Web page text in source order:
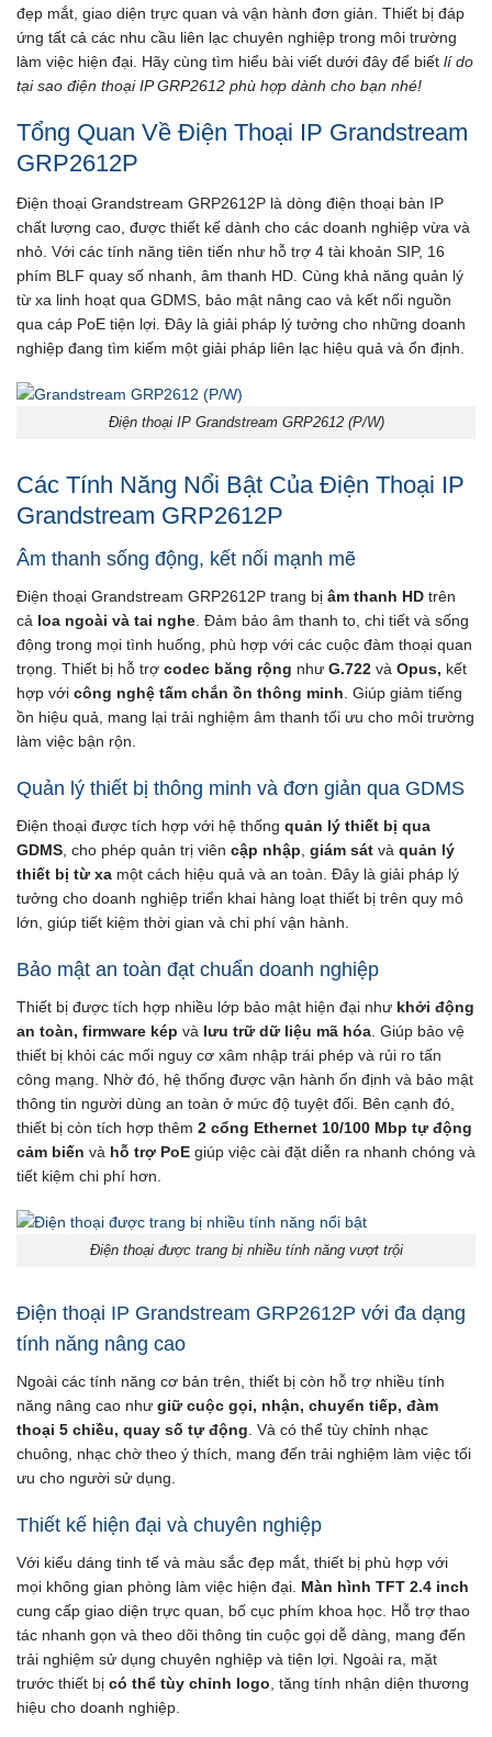
đẹp mắt, giao diện trực quan và vận hành đơn giản. Thiết bị đáp
ứng tất cả các nhu cầu liên lạc chuyên nghiệp trong môi trường
làm việc hiện đại. Hãy cùng tìm hiểu bài viết dưới đây để biết lí do
tại sao điện thoại IP GRP2612 phù hợp dành cho bạn nhé!
Tổng Quan Về Điện Thoại IP Grandstream
GRP2612P
Điện thoại Grandstream GRP2612P là dòng điện thoại bàn IP
chất lượng cao, được thiết kế dành cho các doanh nghiệp vừa và
nhỏ. Với các tính năng tiên tiến như hỗ trợ 4 tài khoản SIP, 16
phím BLF quay số nhanh, âm thanh HD. Cùng khả năng quản lý
từ xa linh hoạt qua GDMS, bảo mật nâng cao và kết nối nguồn
qua cáp PoE tiện lợi. Đây là giải pháp lý tưởng cho những doanh
nghiệp đang tìm kiếm một giải pháp liên lạc hiệu quả và ổn định.
Điện thoại IP Grandstream GRP2612 (P/W)
Các Tính Năng Nổi Bật Của Điện Thoại IP
Grandstream GRP2612P
Âm thanh sống động, kết nối mạnh mẽ
Điện thoại Grandstream GRP2612P trang bị âm thanh HD trên
cả loa ngoài và tai nghe . Đảm bảo âm thanh to, chi tiết và sống
động trong mọi tình huống, phù hợp với các cuộc đàm thoại quan
trọng. Thiết bị hỗ trợ codec băng rộng như G.722 và Opus, kết
hợp với công nghệ tấm chắn ồn thông minh . Giúp giảm tiếng
ồn hiệu quả, mang lại trải nghiệm âm thanh tối ưu cho môi trường
làm việc bận rộn.
Quản lý thiết bị thông minh và đơn giản qua GDMS
Điện thoại được tích hợp với hệ thống quản lý thiết bị qua
GDMS, cho phép quản trị viên cập nhập, giám sát và quản lý
thiết bị từ xa một cách hiệu quả và an toàn. Đây là giải pháp lý
tưởng cho doanh nghiệp triển khai hàng loạt thiết bị trên quy mô
lớn, giúp tiết kiệm thời gian và chi phí vận hành.
Bảo mật an toàn đạt chuẩn doanh nghiệp
Thiết bị được tích hợp nhiều lớp bảo mật hiện đại như khởi động
an toàn, firmware kép và lưu trữ dữ liệu mã hóa. Giúp bảo vệ
thiết bị khỏi các mối nguy cơ xâm nhập trái phép và rủi ro tấn
công mạng. Nhờ đó, hệ thống được vận hành ổn định và bảo mật
thông tin người dùng an toàn ở mức độ tuyệt đối. Bên cạnh đó,
thiết bị còn tích hợp thêm 2 cổng Ethernet 10/100 Mbp tự động
cảm biến và hỗ trợ PoE giúp việc cài đặt diễn ra nhanh chóng và
tiết kiệm chi phí hơn.
Điện thoại được trang bị nhiều tính năng vượt trội
Điện thoại IP Grandstream GRP2612P với đa dạng
tính năng nâng cao
Ngoài các tính năng cơ bản trên, thiết bị còn hỗ trợ nhiều tính
năng nâng cao như giữ cuộc gọi, nhận, chuyển tiếp, đàm
thoại 5 chiều, quay số tự động . Và có thể tùy chỉnh nhạc
chuông, nhạc chờ theo ý thích, mang đến trải nghiệm làm việc tối
ưu cho người sử dụng.
Thiết kế hiện đại và chuyên nghiệp
Với kiểu dáng tinh tế và màu sắc đẹp mắt, thiết bị phù hợp với
mọi không gian phòng làm việc hiện đại. Màn hình TFT 2.4 inch
cung cấp giao diện trực quan, bố cục phím khoa học. Hỗ trợ thao
tác nhanh gọn và theo dõi thông tin cuộc gọi dễ dàng, mang đến
trải nghiệm sử dụng chuyên nghiệp và tiện lợi. Ngoài ra, mặt
trước thiết bị có thể tùy chỉnh logo , tăng tính nhận diện thương
hiệu cho doanh nghiệp.